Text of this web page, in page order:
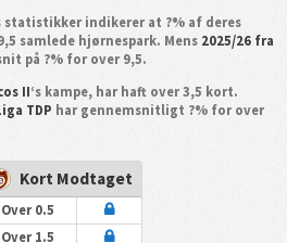
statistikker indikerer at ?% af deres
samlede hjørnespark. Mens 2025/26 fra
på ?% for over 9,5.
II‘s kampe, har haft over 3,5 kort.
TDP har gennemsnitligt ?% for over
Kort Modtaget
Over 0.5
Over 1.5